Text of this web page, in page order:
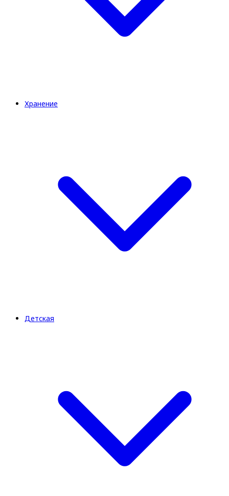
Хранение
Детская